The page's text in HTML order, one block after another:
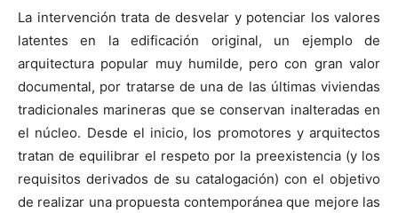
La intervención trata de desvelar y potenciar los valores
latentes en la edificación original, un ejemplo de
arquitectura popular muy humilde, pero con gran valor
documental, por tratarse de una de las últimas viviendas
tradicionales marineras que se conservan inalteradas en
el núcleo. Desde el inicio, los promotores y arquitectos
tratan de equilibrar el respeto por la preexistencia (y los
requisitos derivados de su catalogación) con el objetivo
de realizar una propuesta contemporánea que mejore las